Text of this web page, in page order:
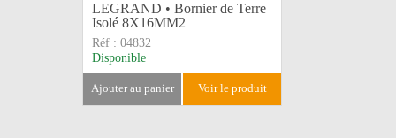
LEGRAND • Bornier de Terre
Isolé 8X16MM2
Réf : 04832
Disponible
ajouter au panier voir le produit